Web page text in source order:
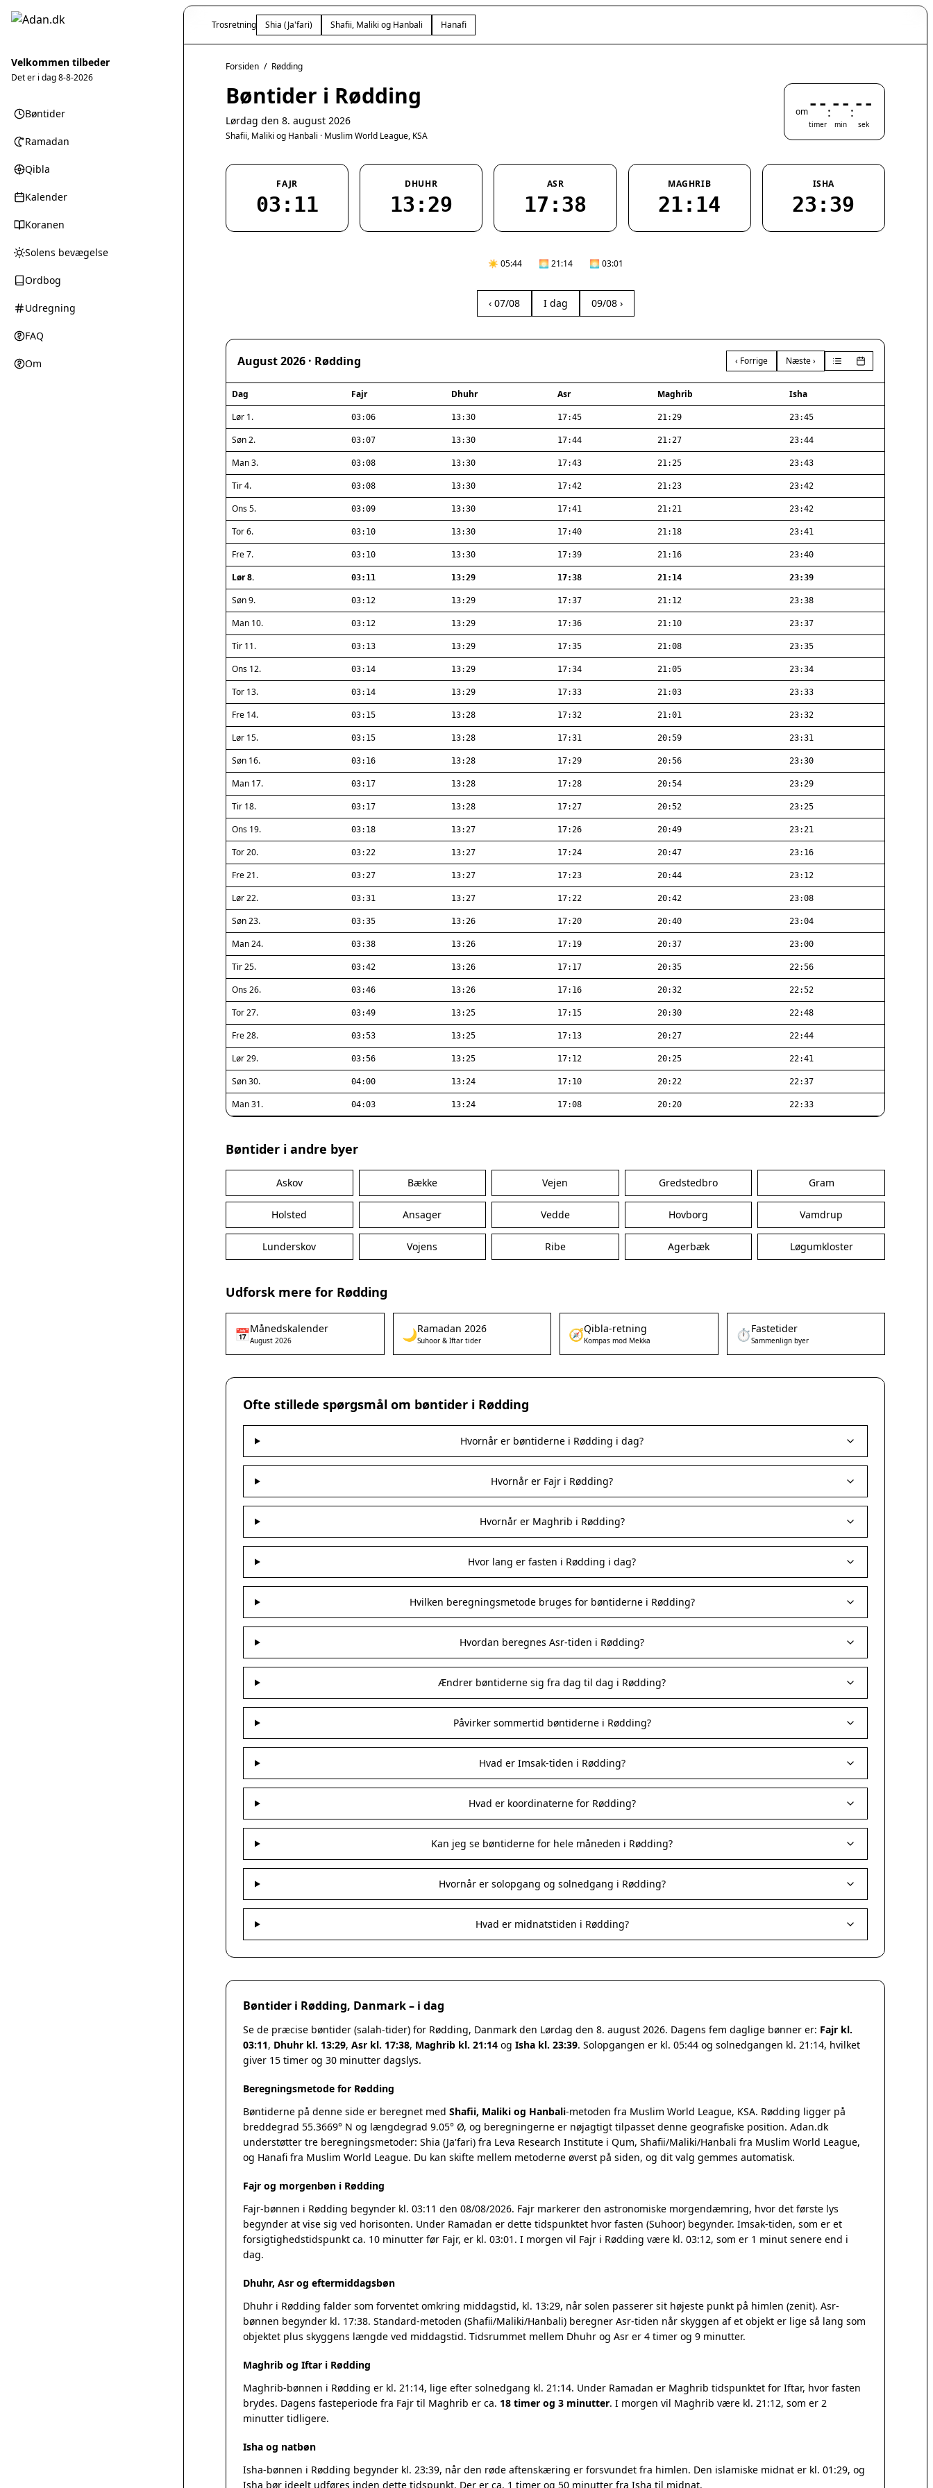
Velkommen tilbeder
Det er i dag8-8-2026
Bøntider
Ramadan
Qibla
Kalender
Koranen
Solens bevægelse
Ordbog
Udregning
FAQ
Om
Trosretning Shia (Ja'fari) Shafii, Maliki og Hanbali Hanafi
Forsiden / Rødding
Bøntider i Rødding
Lørdag den 8. august 2026
Shafii, Maliki og Hanbali · Muslim World League, KSA
om--
timer
:--
min
:--
sek
FAJR
03:11
DHUHR
13:29
ASR
17:38
MAGHRIB
21:14
ISHA
23:39
☀️ 05:44 🌅 21:14 🌅 03:01
‹ 07/08 I dag 09/08 ›
August 2026 · Rødding ‹ Forrige Næste ›
Dag Fajr Dhuhr Asr Maghrib
Isha
Lør 1.
03:06 13:30 17:45 21:29 23:45
Søn 2. 03:07 13:30 17:44 21:27 23:44
Man 3. 03:08 13:30 17:43 21:25 23:43
Tir 4. 03:08 13:30 17:42 21:23 23:42
Ons 5. 03:09 13:30 17:41 21:21 23:42
Tor 6. 03:10 13:30 17:40 21:18 23:41
Fre 7. 03:10 13:30 17:39 21:16 23:40
Lør 8. 03:11 13:29 17:38 21:14 23:39
Søn 9. 03:12 13:29 17:37 21:12 23:38
Man 10. 03:12 13:29 17:36 21:10 23:37
Tir 11. 03:13 13:29 17:35 21:08 23:35
Ons 12. 03:14 13:29 17:34 21:05 23:34
Tor 13. 03:14 13:29 17:33 21:03 23:33
Fre 14. 03:15 13:28 17:32 21:01 23:32
Lør 15. 03:15 13:28 17:31 20:59 23:31
Søn 16. 03:16 13:28 17:29 20:56 23:30
Man 17. 03:17 13:28 17:28 20:54 23:29
Tir 18. 03:17 13:28 17:27 20:52 23:25
Ons 19. 03:18 13:27 17:26 20:49 23:21
Tor 20. 03:22 13:27 17:24 20:47 23:16
Fre 21. 03:27 13:27 17:23 20:44 23:12
Lør 22. 03:31 13:27 17:22 20:42 23:08
Søn 23. 03:35 13:26 17:20 20:40 23:04
Man 24. 03:38 13:26 17:19 20:37 23:00
Tir 25. 03:42 13:26 17:17 20:35 22:56
Ons 26. 03:46 13:26 17:16 20:32 22:52
Tor 27. 03:49 13:25 17:15 20:30 22:48
Fre 28. 03:53 13:25 17:13 20:27 22:44
Lør 29. 03:56 13:25 17:12 20:25 22:41
Søn 30. 04:00 13:24 17:10 20:22 22:37
Man 31. 04:03 13:24 17:08 20:20 22:33
Bøntider i andre byer
Askov Bække Vejen Gredstedbro Gram
Holsted Ansager Vedde Hovborg Vamdrup
Lunderskov Vojens Ribe Agerbæk Løgumkloster
Udforsk mere for Rødding
📅Månedskalender
August 2026 🌙Ramadan 2026
Suhoor & Iftar tider 🧭Qibla-retning
Kompas mod Mekka ⏱️Fastetider
Sammenlign byer
Ofte stillede spørgsmål om bøntider i Rødding
Hvornår er bøntiderne i Rødding i dag?
Hvornår er Fajr i Rødding?
Hvornår er Maghrib i Rødding?
Hvor lang er fasten i Rødding i dag?
Hvilken beregningsmetode bruges for bøntiderne i Rødding?
Hvordan beregnes Asr-tiden i Rødding?
Ændrer bøntiderne sig fra dag til dag i Rødding?
Påvirker sommertid bøntiderne i Rødding?
Hvad er Imsak-tiden i Rødding?
Hvad er koordinaterne for Rødding?
Kan jeg se bøntiderne for hele måneden i Rødding?
Hvornår er solopgang og solnedgang i Rødding?
Hvad er midnatstiden i Rødding?
Bøntider i Rødding, Danmark – i dag
Se de præcise bøntider (salah-tider) for Rødding, Danmark den Lørdag den 8. august 2026. Dagens fem daglige bønner er: Fajr kl.
03:11, Dhuhr kl. 13:29, Asr kl. 17:38, Maghrib kl. 21:14 og Isha kl. 23:39. Solopgangen er kl. 05:44 og solnedgangen kl. 21:14, hvilket
giver 15 timer og 30 minutter dagslys.
Beregningsmetode for Rødding
Bøntiderne på denne side er beregnet med Shafii, Maliki og Hanbali-metoden fra Muslim World League, KSA. Rødding ligger på
breddegrad 55.3669° N og længdegrad 9.05° Ø, og beregningerne er nøjagtigt tilpasset denne geografiske position. Adan.dk
understøtter tre beregningsmetoder: Shia (Ja'fari) fra Leva Research Institute i Qum, Shafii/Maliki/Hanbali fra Muslim World League,
og Hanafi fra Muslim World League. Du kan skifte mellem metoderne øverst på siden, og dit valg gemmes automatisk.
Fajr og morgenbøn i Rødding
Fajr-bønnen i Rødding begynder kl. 03:11 den 08/08/2026. Fajr markerer den astronomiske morgendæmring, hvor det første lys
begynder at vise sig ved horisonten. Under Ramadan er dette tidspunktet hvor fasten (Suhoor) begynder. Imsak-tiden, som er et
forsigtighedstidspunkt ca. 10 minutter før Fajr, er kl. 03:01. I morgen vil Fajr i Rødding være kl. 03:12, som er 1 minut senere end i
dag.
Dhuhr, Asr og eftermiddagsbøn
Dhuhr i Rødding falder som forventet omkring middagstid, kl. 13:29, når solen passerer sit højeste punkt på himlen (zenit). Asr-
bønnen begynder kl. 17:38. Standard-metoden (Shafii/Maliki/Hanbali) beregner Asr-tiden når skyggen af et objekt er lige så lang som
objektet plus skyggens længde ved middagstid. Tidsrummet mellem Dhuhr og Asr er 4 timer og 9 minutter.
Maghrib og Iftar i Rødding
Maghrib-bønnen i Rødding er kl. 21:14, lige efter solnedgang kl. 21:14. Under Ramadan er Maghrib tidspunktet for Iftar, hvor fasten
brydes. Dagens fasteperiode fra Fajr til Maghrib er ca. 18 timer og 3 minutter. I morgen vil Maghrib være kl. 21:12, som er 2
minutter tidligere.
Isha og natbøn
Isha-bønnen i Rødding begynder kl. 23:39, når den røde aftenskæring er forsvundet fra himlen. Den islamiske midnat er kl. 01:29, og
Isha bør ideelt udføres inden dette tidspunkt. Der er ca. 1 timer og 50 minutter fra Isha til midnat.